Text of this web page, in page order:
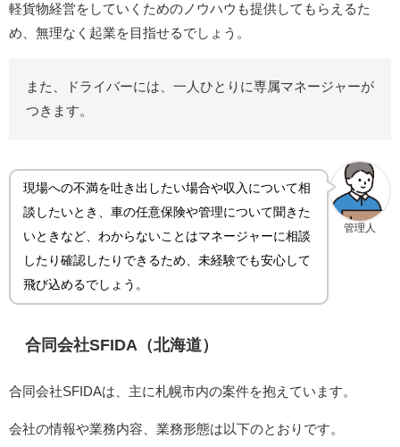
軽貨物経営をしていくためのノウハウも提供してもらえるた
め、無理なく起業を目指せるでしょう。
また、ドライバーには、一人ひとりに専属マネージャーが
つきます。
管理人
現場への不満を吐き出したい場合や収入について相
談したいとき、車の任意保険や管理について聞きた
いときなど、わからないことはマネージャーに相談
したり確認したりできるため、未経験でも安心して
飛び込めるでしょう。
合同会社SFIDA（北海道）
合同会社SFIDAは、主に札幌市内の案件を抱えています。
会社の情報や業務内容、業務形態は以下のとおりです。